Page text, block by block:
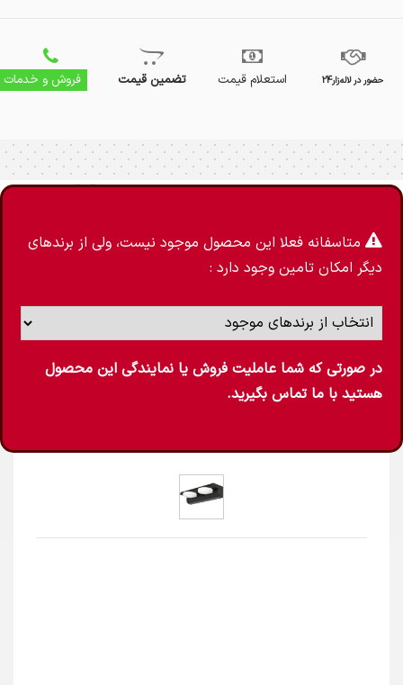
حضور در لاله‌زار24 استعلام قیمت تضمین قیمت فروش و خدمات
متاسفانه فعلا این محصول موجود نیست، ولی از برندهای
دیگر امکان تامین وجود دارد :
در صورتی که شما عاملیت فروش یا نمایندگی این محصول
هستید با ما تماس بگیرید.